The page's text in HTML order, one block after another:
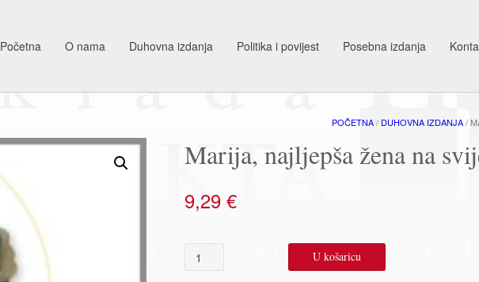
Početna O nama Duhovna izdanja Politika i povijest Posebna izdanja
POČETNA/ DUHOVNA IZDANJA/
Marija, najljepša žena na
9,29 €
Marija,
najljepša
U košaricu